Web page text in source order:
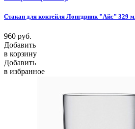
Стакан для коктейля Лонгдринк "Айс" 329
960 руб.
Добавить
в корзину
Добавить
в избранное